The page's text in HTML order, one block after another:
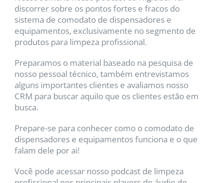
discorrer sobre os pontos fortes e fracos do
sistema de comodato de dispensadores e
equipamentos, exclusivamente no segmento de
produtos para limpeza profissional.
Preparamos o material baseado na pesquisa de
nosso pessoal técnico, também entrevistamos
alguns importantes clientes e avaliamos nosso
CRM para buscar aquilo que os clientes estão em
busca.
Prepare-se para conhecer como o comodato de
dispensadores e equipamentos funciona e o que
falam dele por ai!
Você pode acessar nosso podcast de limpeza